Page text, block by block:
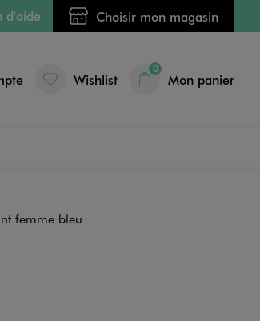
d'aide Choisir mon magasin
Wishlist
0
Mon panier
femme bleu